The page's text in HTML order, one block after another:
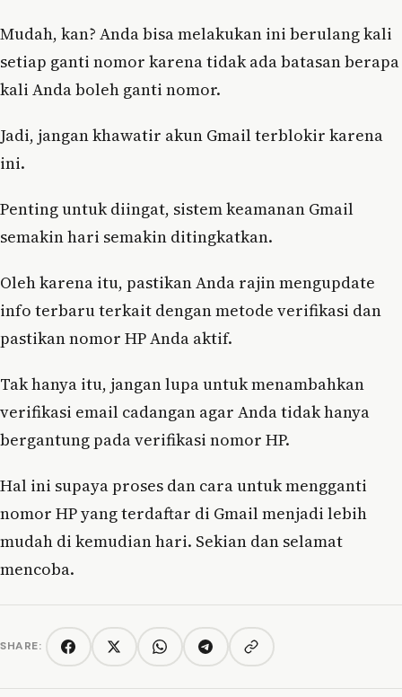
Mudah, kan? Anda bisa melakukan ini berulang kali
setiap ganti nomor karena tidak ada batasan berapa
kali Anda boleh ganti nomor.
Jadi, jangan khawatir akun Gmail terblokir karena
ini.
Penting untuk diingat, sistem keamanan Gmail
semakin hari semakin ditingkatkan.
Oleh karena itu, pastikan Anda rajin mengupdate
info terbaru terkait dengan metode verifikasi dan
pastikan nomor HP Anda aktif.
Tak hanya itu, jangan lupa untuk menambahkan
verifikasi email cadangan agar Anda tidak hanya
bergantung pada verifikasi nomor HP.
Hal ini supaya proses dan cara untuk mengganti
nomor HP yang terdaftar di Gmail menjadi lebih
mudah di kemudian hari. Sekian dan selamat
mencoba.
SHARE: FacebookTwitter/XWhatsAppTelegramCopy link